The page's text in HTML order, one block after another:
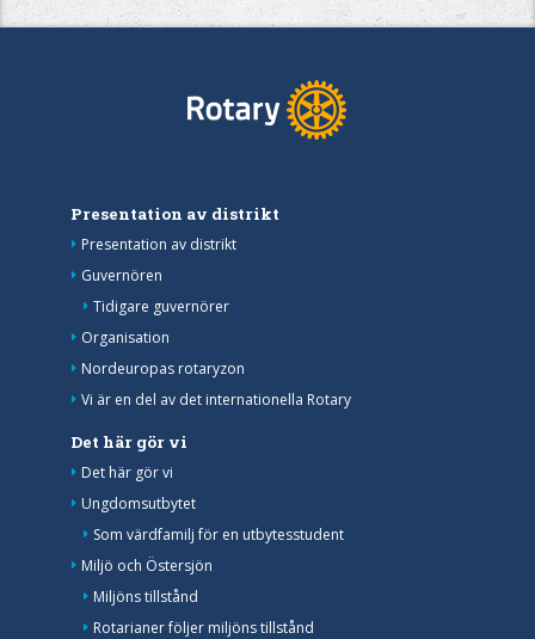
Presentation av distrikt
Presentation av distrikt
Guvernören
Tidigare guvernörer
Organisation
Nordeuropas rotaryzon
Vi är en del av det internationella Rotary
Det här gör vi
Det här gör vi
Ungdomsutbytet
Som värdfamilj för en utbytesstudent
Miljö och Östersjön
Miljöns tillstånd
Rotarianer följer miljöns tillstånd